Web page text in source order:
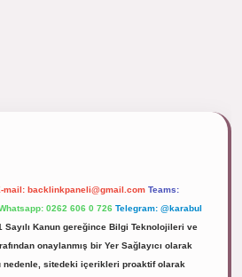
mail: backlinkpaneli@gmail.com Teams:
0262 606 0 726 Telegram: @karabul
Sayılı Kanun gereğince Bilgi Teknolojileri ve
onaylanmış bir Yer Sağlayıcı olarak
nedenle, sitedeki içerikleri proaktif olarak